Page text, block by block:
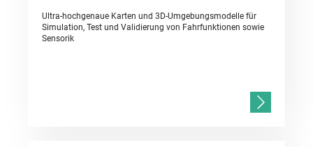
Ultra-hochgenaue Karten und 3D-Umgebungsmodelle für
Simulation, Test und Validierung von Fahrfunktionen sowie
Sensorik